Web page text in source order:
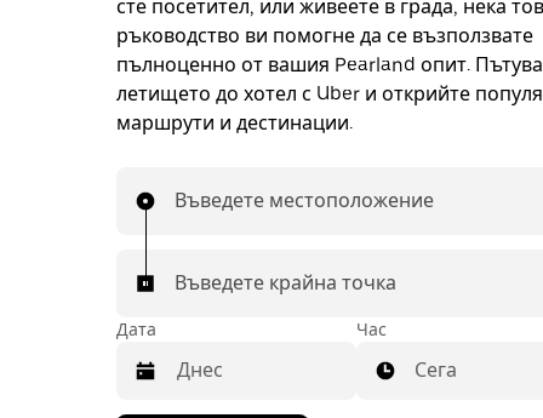
сте посетител, или живеете в града, нека
ръководство ви помогне да се възползвате
пълноценно от вашия Pearland опит.
летището до хотел с Uber и открийте
маршрути и дестинации.
Въведете местоположение
Въведете крайна точка
Дата Час
Сега